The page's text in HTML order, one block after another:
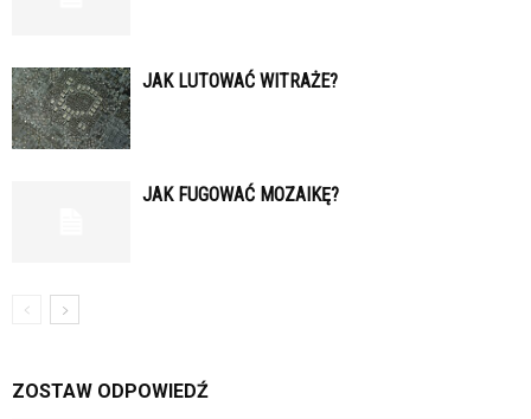
JAK LUTOWAĆ WITRAŻE?
JAK FUGOWAĆ MOZAIKĘ?
ZOSTAW ODPOWIEDŹ